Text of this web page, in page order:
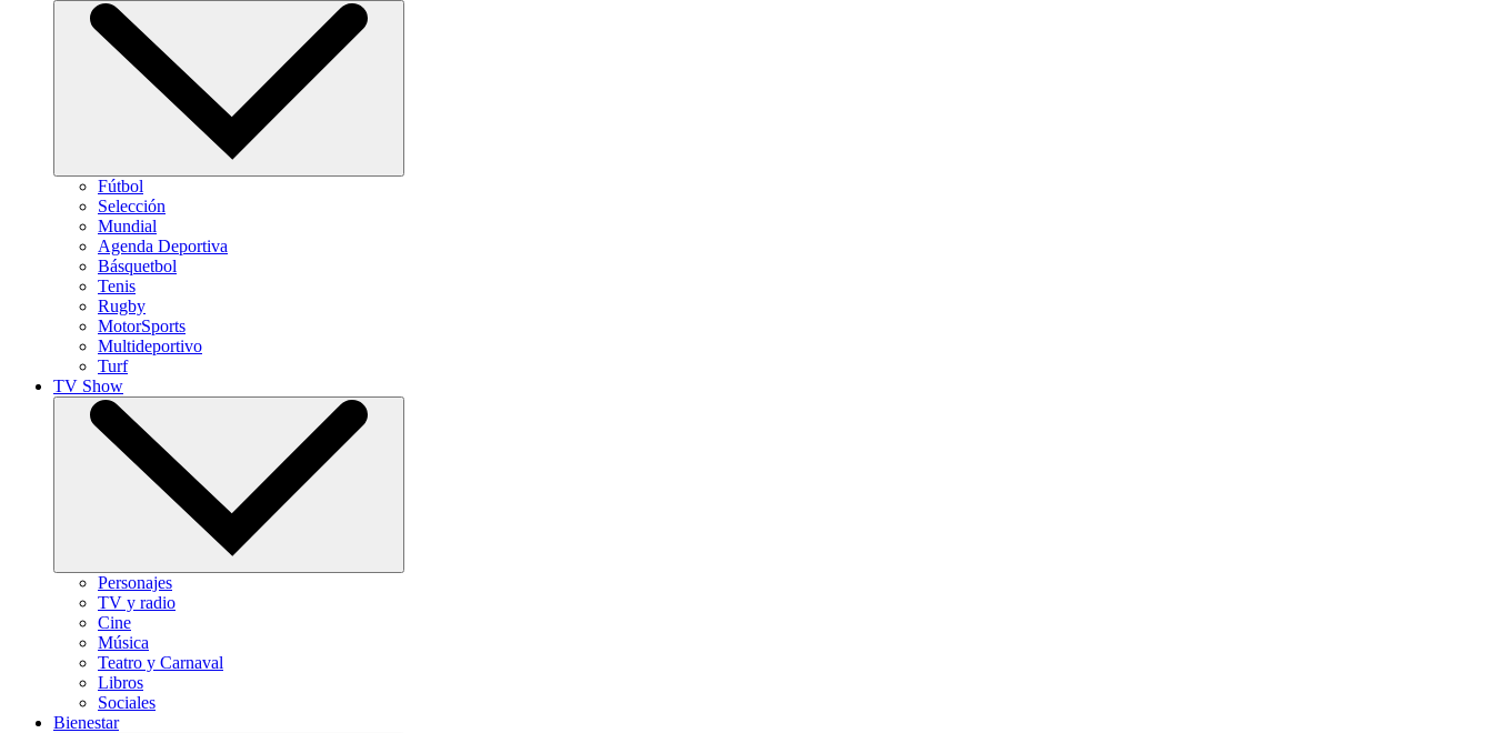
Fútbol
Selección
Mundial
Agenda Deportiva
Básquetbol
Tenis
Rugby
MotorSports
Multideportivo
Turf
TV Show
Personajes
TV y radio
Cine
Música
Teatro y Carnaval
Libros
Sociales
Bienestar